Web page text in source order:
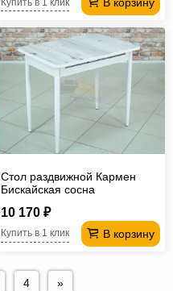
Стол раздвижной Кармен
Бискайская сосна
10 170 ₽
В корзину
Купить в 1 клик
4 »